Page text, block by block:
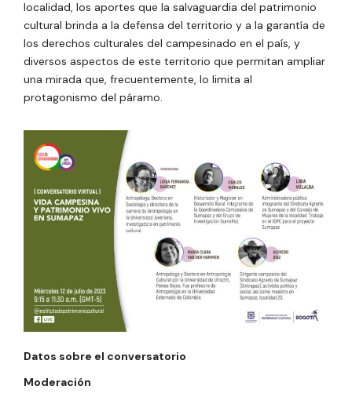
localidad, los aportes que la salvaguardia del patrimonio
cultural brinda a la defensa del territorio y a la garantía de
los derechos culturales del campesinado en el país, y
diversos aspectos de este territorio que permitan ampliar
una mirada que, frecuentemente, lo limita al
protagonismo del páramo.
Datos sobre el conversatorio
Moderación